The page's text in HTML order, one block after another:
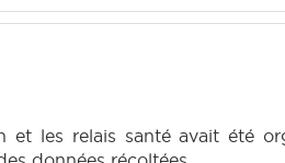
et les relais santé avait été